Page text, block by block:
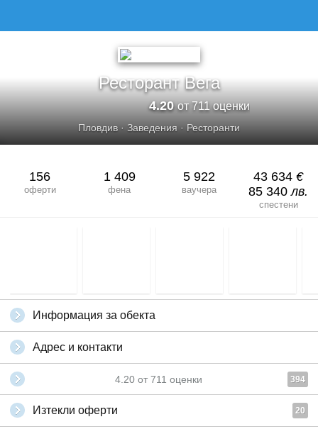
Ресторант Вега
4.20от 711 оценки
Пловдив· Заведения · Ресторанти
156
оферти
1 409
фена
5 922
ваучера
43 634 €
85 340лв.
спестени
Информация за обекта
Адрес и контакти
4.20 от 711 оценки 394
Изтекли оферти 20